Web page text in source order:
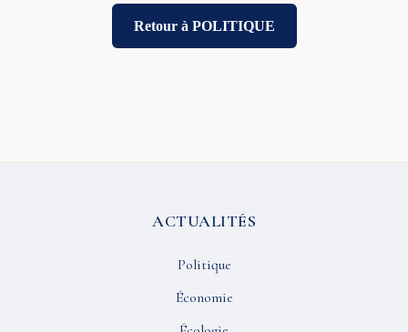
Retour à POLITIQUE
ACTUALITÉS
Politique
Économie